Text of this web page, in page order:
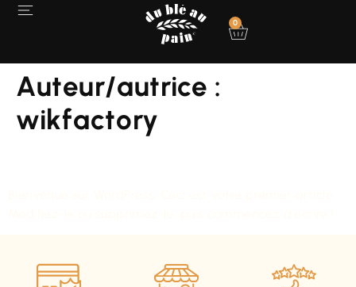
0
Auteur/autrice :
wikfactory